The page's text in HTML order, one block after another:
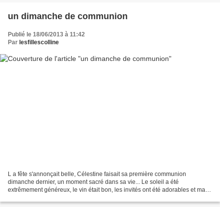
un dimanche de communion
Publié le 18/06/2013 à 11:42
Par lesfillescolline
L a fête s'annonçait belle, Célestine faisait sa première communion
dimanche dernier, un moment sacré dans sa vie... Le soleil a été
extrêmement généreux, le vin était bon, les invités ont été adorables et ma